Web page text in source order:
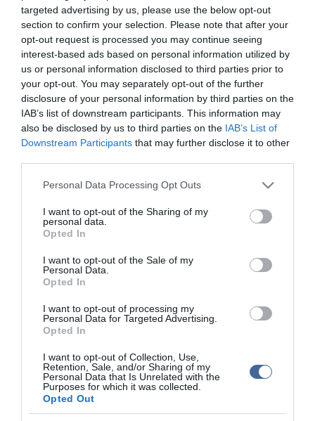
targeted advertising by us, please use the below opt-out
section to confirm your selection. Please note that after your
opt-out request is processed you may continue seeing
interest-based ads based on personal information utilized by
us or personal information disclosed to third parties prior to
your opt-out. You may separately opt-out of the further
disclosure of your personal information by third parties on the
IAB’s list of downstream participants. This information may
also be disclosed by us to third parties on the IAB’s List of
Downstream Participants that may further disclose it to other
Please note that this website/app uses one or more Google
not limited to your visit or usage behaviour. You may click to
grant or deny consent to Google and its third-party tags to
use your data for below specified purposes in below Google
consent section.
Personal Data Processing Opt Outs
I want to opt-out of the Sharing of my
personal data.
Opted In
I want to opt-out of the Sale of my
Personal Data.
Opted In
I want to opt-out of processing my
Personal Data for Targeted Advertising.
Opted In
I want to opt-out of Collection, Use,
Retention, Sale, and/or Sharing of my
Personal Data that Is Unrelated with the
Purposes for which it was collected.
Opted Out
Kapcsolódó írások:
Gulyás: az EP nem fogadta el a dokumentumot
A Sargentini-jelentés elfogadásának visszhangja
Sargentini-jelentés - Tüntetésre készül az MSZP és a DK
kommenteket nem tudja befolyásolni - azok az olvasók személyes véleményét
tartalmazzák.
Nagy erőkkel keresik a szomjazó gólyát megmentő
Árpádot
Magyar Péter: átfogó energiafejlesztési tervet fogadott el a
kormány